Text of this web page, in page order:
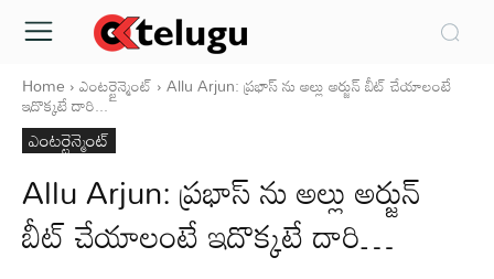
Home ఎంటర్టైన్మెంట్ Allu Arjun: ప్రభాస్ ను అల్లు అర్జున్ బీట్ చేయాలంటే
ఇదొక్కటే దారి...
ఎంటర్టైన్మెంట్
Allu Arjun: ప్రభాస్ ను అల్లు అర్జున్
బీట్ చేయాలంటే ఇదొక్కటే దారి…